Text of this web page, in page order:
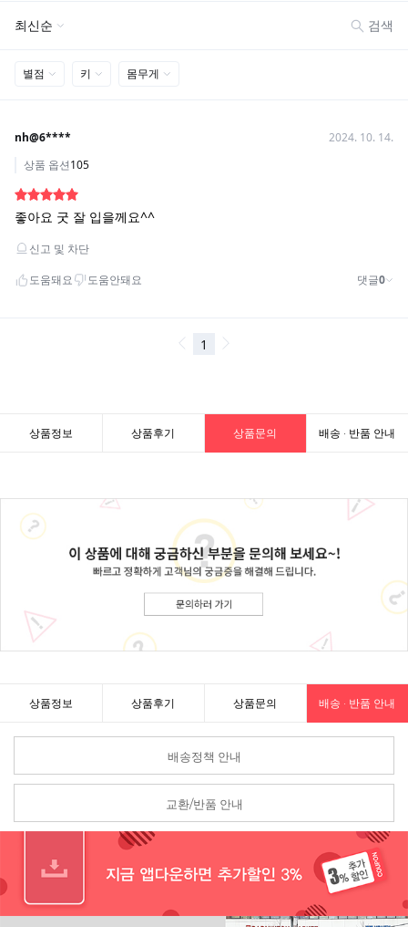
상품정보 상품후기 상품문의 배송 · 반품 안내
상품정보 상품후기 상품문의 배송 · 반품 안내
배송정책 안내
교환/반품 안내